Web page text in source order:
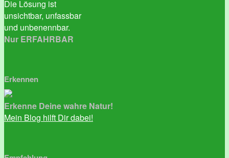
Die Lösung ist
unsichtbar, unfassbar
und unbenennbar.
Nur ERFAHRBAR
Erkennen
Erkenne Deine wahre Natur!
Mein Blog hilft Dir dabei!